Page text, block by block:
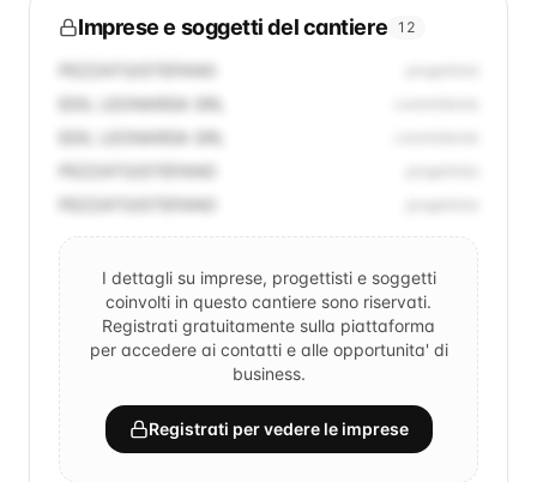
Imprese e soggetti del cantiere 12
EDIL LEONARDA SRL
EDIL LEONARDA SRL
PEZZATO/STEFANO
PEZZATO/STEFANO
I dettagli su imprese, progettisti e soggetti
coinvolti in questo cantiere sono riservati.
Registrati gratuitamente sulla piattaforma
per accedere ai contatti e alle opportunita' di
business.
Registrati per vedere le imprese